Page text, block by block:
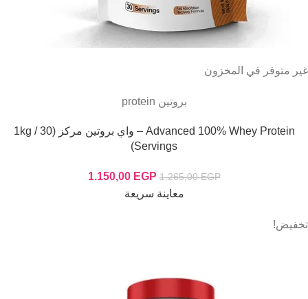
غير متوفر في المخزون
بروتين protein
Advanced 100% Whey Protein – واي بروتين مركز (1kg / 30
Servings)
1.265,00EGP
1.150,00 EGP
معاينة سريعة
تخفيض!